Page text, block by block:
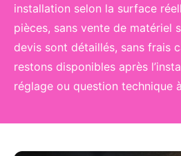
installation selon la surface
pièces, sans vente de matériel
devis sont détaillés, sans frais
restons disponibles après
réglage ou question technique